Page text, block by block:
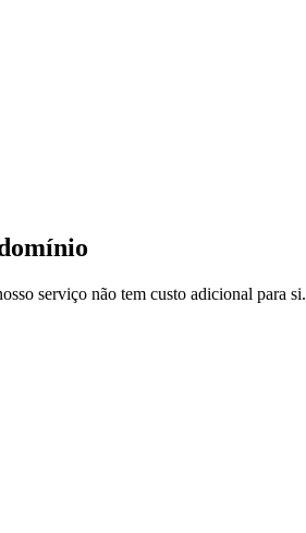
serviço não tem custo adicional para si.